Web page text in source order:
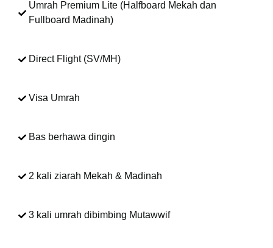
Umrah Premium Lite (Halfboard Mekah dan
Fullboard Madinah)
Direct Flight (SV/MH)
Visa Umrah
Bas berhawa dingin
2 kali ziarah Mekah & Madinah
3 kali umrah dibimbing Mutawwif